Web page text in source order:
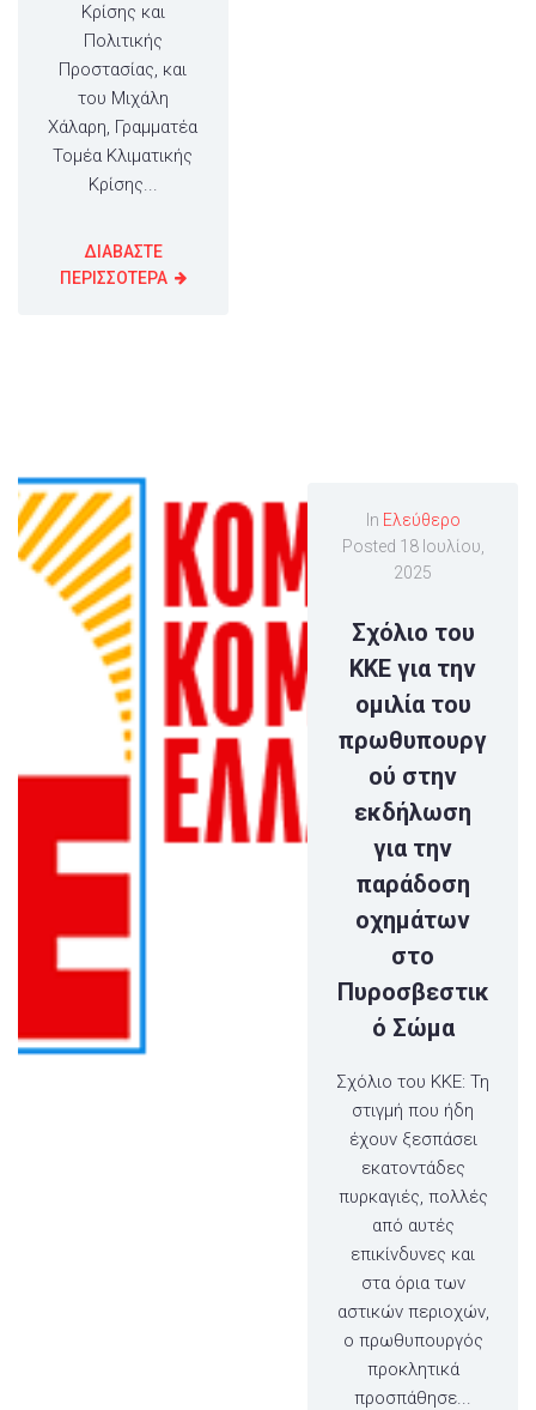
Κρίσης και
Πολιτικής
Προστασίας, και
του Μιχάλη
Χάλαρη, Γραμματέα
Τομέα Κλιματικής
Κρίσης...
ΔΙΑΒΑΣΤΕ
ΠΕΡΙΣΣΟΤΕΡΑ
In Ελεύθερο
Posted 18 Ιουλίου,
2025
Σχόλιο του
KKE για την
ομιλία του
πρωθυπουργ
ού στην
εκδήλωση
για την
παράδοση
οχημάτων
στο
Πυροσβεστικ
ό Σώμα
Σχόλιο του KKE: Τη
στιγμή που ήδη
έχουν ξεσπάσει
εκατοντάδες
πυρκαγιές, πολλές
από αυτές
επικίνδυνες και
στα όρια των
αστικών περιοχών,
ο πρωθυπουργός
προκλητικά
προσπάθησε...